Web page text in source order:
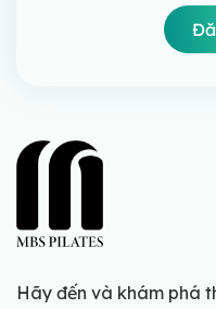
Hãy đến và khám phá